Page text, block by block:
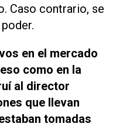
Caso contrario, se
en el mercado
como en la
al director
que llevan
tomadas